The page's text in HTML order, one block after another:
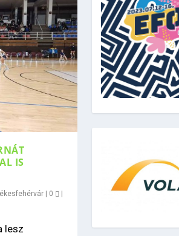
IS
| 0
lesz